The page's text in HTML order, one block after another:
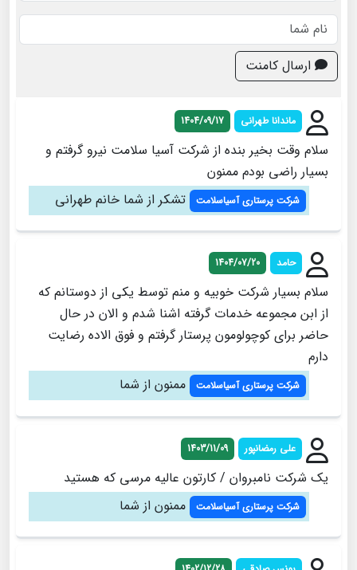
ارسال کامنت
ماندانا طهرانی 1404/09/17
سلام وقت بخیر بنده از شرکت آسیا سلامت نیرو گرفتم و
بسیار راضی بودم ممنون
شرکت پرستاری آسیاسلامت تشکر از شما خانم طهرانی
حامد 1404/07/20
سلام بسیار شرکت خوبیه و منم توسط یکی از دوستانم که
از ابن مجموعه خدمات گرفته اشنا شدم و الان در حال
حاضر برای کوچولومون پرستار گرفتم و فوق الاده رضایت
دارم
شرکت پرستاری آسیاسلامت ممنون از شما
علی رمضانپور 1403/11/09
یک شرکت نامبروان / کارتون عالیه مرسی که هستید
شرکت پرستاری آسیاسلامت ممنون از شما